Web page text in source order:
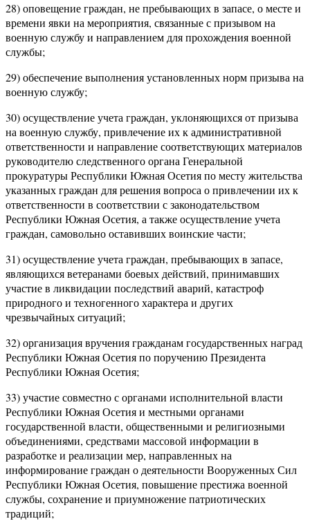
28) оповещение граждан, не пребывающих в запасе, о месте и
времени явки на мероприятия, связанные с призывом на
военную службу и направлением для прохождения военной
службы;
29) обеспечение выполнения установленных норм призыва на
военную службу;
30) осуществление учета граждан, уклоняющихся от призыва
на военную службу, привлечение их к административной
ответственности и направление соответствующих материалов
руководителю следственного органа Генеральной
прокуратуры Республики Южная Осетия по месту жительства
указанных граждан для решения вопроса о привлечении их к
ответственности в соответствии с законодательством
Республики Южная Осетия, а также осуществление учета
граждан, самовольно оставивших воинские части;
31) осуществление учета граждан, пребывающих в запасе,
являющихся ветеранами боевых действий, принимавших
участие в ликвидации последствий аварий, катастроф
природного и техногенного характера и других
чрезвычайных ситуаций;
32) организация вручения гражданам государственных наград
Республики Южная Осетия по поручению Президента
Республики Южная Осетия;
33) участие совместно с органами исполнительной власти
Республики Южная Осетия и местными органами
государственной власти, общественными и религиозными
объединениями, средствами массовой информации в
разработке и реализации мер, направленных на
информирование граждан о деятельности Вооруженных Сил
Республики Южная Осетия, повышение престижа военной
службы, сохранение и приумножение патриотических
традиций;